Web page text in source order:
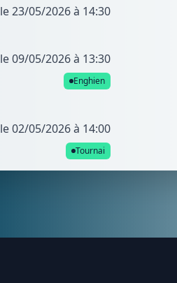
le 23/05/2026 à 14:30
le 09/05/2026 à 13:30
Enghien
le 02/05/2026 à 14:00
Tournai